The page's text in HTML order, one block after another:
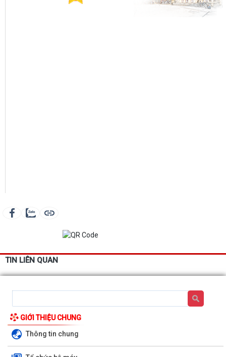
TIN LIÊN QUAN
GIỚI THIỆU CHUNG
Thông tin chung
Báo cáo công tác cải cách hành chính tháng 7 năm 2026, nhiệm vụ